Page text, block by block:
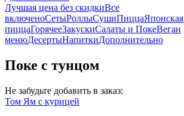
Лучшая цена без скидкиВсе
включеноСетыРоллыСушиПиццаЯпонская
пиццаГорячееЗакускиСалаты и ПокеВеган
менюДесертыНапиткиДополнительно
Поке с тунцом
Не забудьте добавить в заказ:
Том Ям с курицей